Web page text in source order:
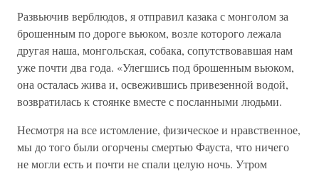
Развьючив верблюдов, я отправил казака с монголом за
брошенным по дороге вьюком, возле которого лежала
другая наша, монгольская, собака, сопутствовавшая нам
уже почти два года. «Улегшись под брошенным вьюком,
она осталась жива и, освежившись привезенной водой,
возвратилась к стоянке вместе с посланными людьми.
Несмотря на все истомление, физическое и нравственное,
мы до того были огорчены смертью Фауста, что ничего
не могли есть и почти не спали целую ночь. Утром